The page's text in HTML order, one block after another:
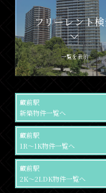
フリーレント
一覧を表示
蔵前駅
新築物件一覧へ
蔵前駅
1R～1K物件一覧へ
蔵前駅
2K～2LDK物件一覧へ